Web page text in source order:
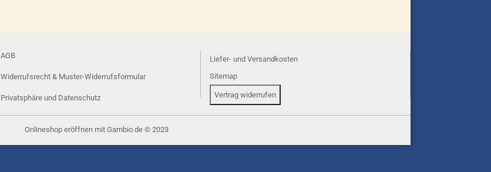
AGB
Widerrufsrecht & Muster-Widerrufsformular
Privatsphäre und Datenschutz
Liefer- und Versandkosten
Sitemap
Vertrag widerrufen
Onlineshop eröffnenmit Gambio.de © 2023